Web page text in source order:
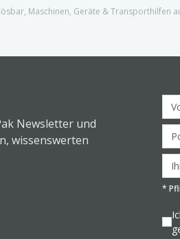
Maschinen, Geräte & Transporthilfen
Newsletter und
wissenswerten
*